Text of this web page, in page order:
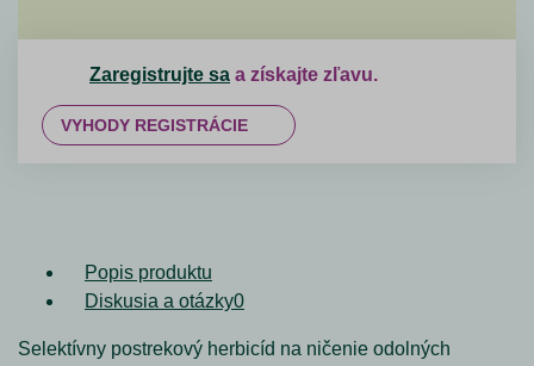
Zaregistrujte sa a získajte zľavu.
VYHODY REGISTRÁCIE
Popis produktu
Diskusia a otázky0
Selektívny postrekový herbicíd na ničenie odolných